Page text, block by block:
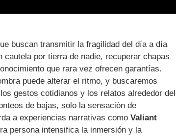
buscan transmitir la fragilidad del día a día
por tierra de nadie, recuperar chapas
que rara vez ofrecen garantías.
puede alterar el ritmo, y buscaremos
gestos cotidianos y los relatos alrededor del
de bajas, solo la sensación de
a experiencias narrativas comoValiant
persona intensifica la inmersión y la